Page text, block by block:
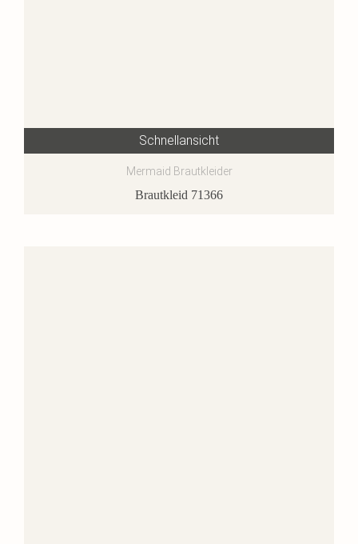
Schnellansicht
Mermaid Brautkleider
Brautkleid 71366